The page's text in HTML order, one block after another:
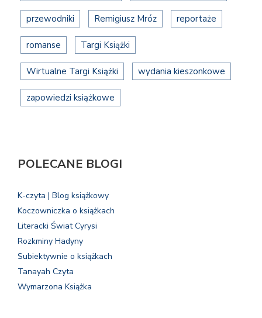
przewodniki Remigiusz Mróz reportaże
romanse Targi Książki
Wirtualne Targi Książki wydania kieszonkowe
zapowiedzi książkowe
POLECANE BLOGI
K-czyta | Blog książkowy
Koczowniczka o książkach
Literacki Świat Cyrysi
Rozkminy Hadyny
Subiektywnie o książkach
Tanayah Czyta
Wymarzona Książka